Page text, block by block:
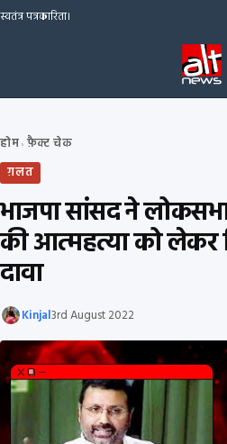
Skip to content
स्वतंत्र पत्रकारिता।
होम› फ़ैक्ट चेक
ग़लत
भाजपा सांसद ने
की आत्महत्या को लेकर
दावा
Kinjal3rd August 2022